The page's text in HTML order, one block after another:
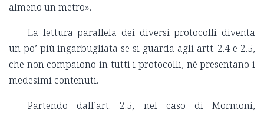
almeno un metro».
La lettura parallela dei diversi protocolli diventa
un po’ più ingarbugliata se si guarda agli artt. 2.4 e 2.5,
che non compaiono in tutti i protocolli, né presentano i
medesimi contenuti.
Partendo dall’art. 2.5, nel caso di Mormoni,